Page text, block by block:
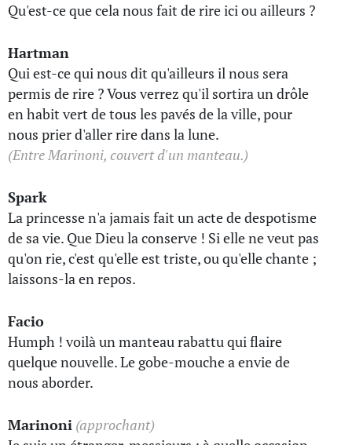
Qu'est-ce que cela nous fait de rire ici ou ailleurs ?
Hartman
Qui est-ce qui nous dit qu'ailleurs il nous sera
permis de rire ? Vous verrez qu'il sortira un drôle
en habit vert de tous les pavés de la ville, pour
nous prier d'aller rire dans la lune.
(Entre Marinoni, couvert d'un manteau.)
Spark
La princesse n'a jamais fait un acte de despotisme
de sa vie. Que Dieu la conserve ! Si elle ne veut pas
qu'on rie, c'est qu'elle est triste, ou qu'elle chante ;
laissons-la en repos.
Facio
Humph ! voilà un manteau rabattu qui flaire
quelque nouvelle. Le gobe-mouche a envie de
nous aborder.
Marinoni (approchant)